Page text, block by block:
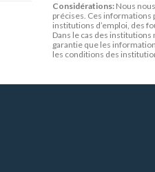
Considérations: Nous
précises. Ces informations
institutions d’emploi, des
Dans le cas des
garantie que les
les conditions des